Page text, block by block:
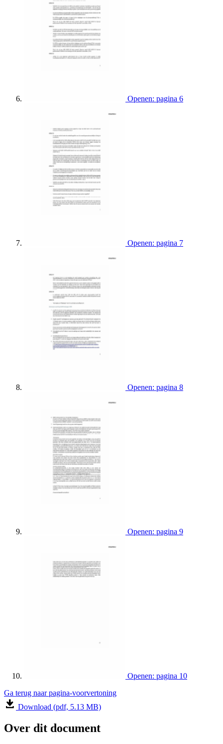
Openen: pagina 6
Openen: pagina 7
Openen: pagina 8
Openen: pagina 9
Openen: pagina 10
Ga terug naar pagina-voorvertoning
Download (pdf, 5.13 MB)
Over dit document